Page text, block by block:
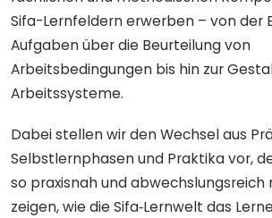
Sifa-Lernfeldern erwerben – von der
Aufgaben über die Beurteilung von
Arbeitsbedingungen bis hin zur
Arbeitssysteme.
Dabei stellen wir den Wechsel aus
Selbstlernphasen und Praktika vor,
so praxisnah und abwechslungsreich
zeigen, wie die Sifa‑Lernwelt das